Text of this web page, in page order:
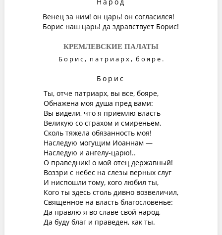
Венец за ним! он царь! он согласился!
Борис наш царь! да здравствует Борис!
КРЕМЛЕВСКИЕ ПАЛАТЫ
Борис, патриарх, бояре .
Борис
Ты, отче патриарх, вы все, бояре,
Обнажена моя душа пред вами:
Вы видели, что я приемлю власть
Великую со страхом и смиреньем.
Сколь тяжела обязанность моя!
Наследую могущим Иоаннам —
Наследую и ангелу-царю!..
О праведник! о мой отец державный!
Воззри с небес на слезы верных слуг
И ниспошли тому, кого любил ты,
Кого ты здесь столь дивно возвеличил,
Священное на власть благословенье:
Да правлю я во славе свой народ,
Да буду благ и праведен, как ты.